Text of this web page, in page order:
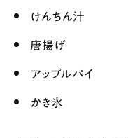
けんちん汁
唐揚げ
アップルパイ
かき氷